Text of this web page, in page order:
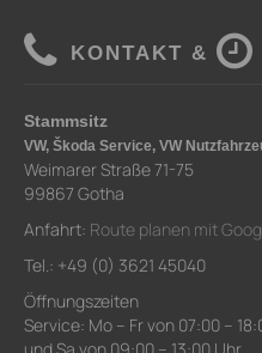
KONTAKT &
Stammsitz
VW, Škoda Service, VW
Weimarer Straße 71-75
99867 Gotha
Anfahrt: Route planen mit
Tel.: +49 (0) 3621 45040
Öffnungszeiten
Service: Mo – Fr von 07:00 –
und Sa von 09:00 – 13:00 Uhr